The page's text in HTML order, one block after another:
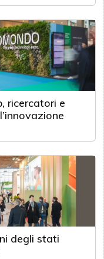
ricercatori e
degli stati